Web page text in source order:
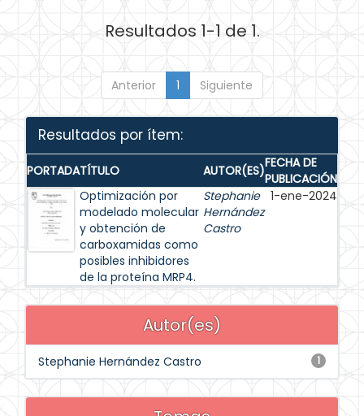
Resultados 1-1 de 1.
Anterior 1 Siguiente
Resultados por ítem:
PORTADATÍTULO AUTOR(ES)FECHA DE
PUBLICACIÓN
Optimización por
modelado molecular
y obtención de
carboxamidas como
posibles inhibidores
de la proteína MRP4.
Stephanie
Hernández
Castro
1-ene-2024
Autor(es)
1
Stephanie Hernández Castro